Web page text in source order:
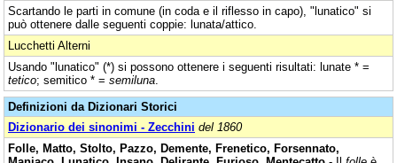
Scartando le parti in comune (in coda e il riflesso in capo), "lunatico" si
può ottenere dalle seguenti coppie: lunata/attico.
Lucchetti Alterni
Usando "lunatico" (*) si possono ottenere i seguenti risultati: lunate * =
tetico; semitico * = semiluna
Definizioni da Dizionari Storici
Dizionario dei sinonimi - Zecchini del 1860
Folle, Matto, Stolto, Pazzo, Demente, Frenetico, Forsennato,